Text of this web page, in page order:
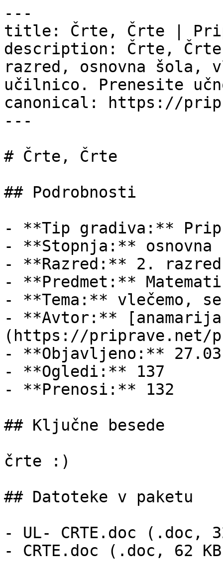
---
title: Črte, Črte |
description: Črte,
razred, osnovna šola,
učilnico. Prenesite
canonical: https://
---
# Črte, Črte
## Podrobnosti
- **Tip gradiva:**
- **Stopnja:** osnovna
- **Razred:** 2. razred
- **Predmet:**
- **Tema:** vlečemo,
- **Avtor:**
(https://priprave.net/
- **Objavljeno:**
- **Ogledi:** 137
- **Prenosi:** 132
## Ključne besede
črte :)
## Datoteke v paketu
- UL- CRTE.doc (.doc,
- CRTE.doc (.doc, 62